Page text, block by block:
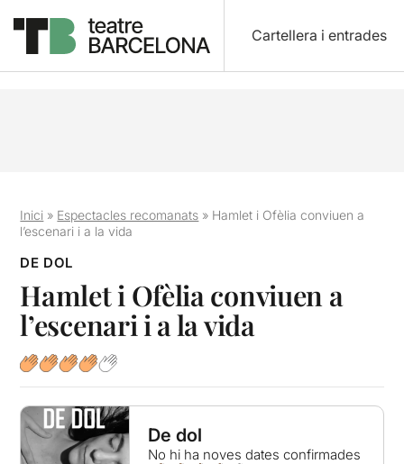
Cartellera i entrades
Inici » Espectacles recomanats » Hamlet i Ofèlia conviuen a
l’escenari i a la vida
DE DOL
Hamlet i Ofèlia conviuen a
l’escenari i a la vida
De dol
No hi ha noves dates confirmades